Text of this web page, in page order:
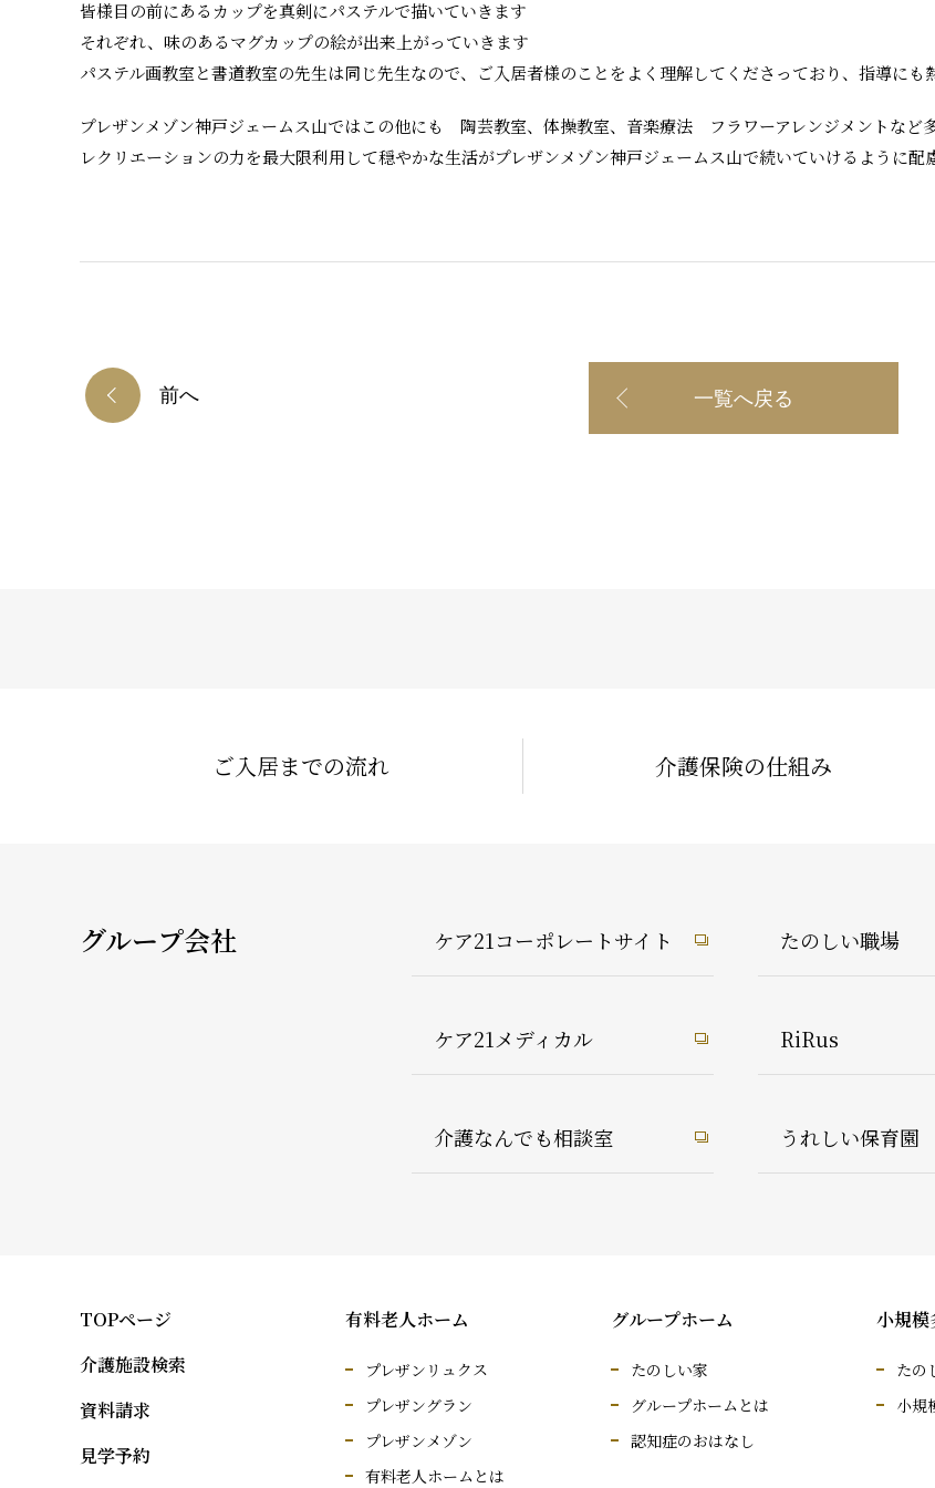
皆様目の前にあるカップを真剣にパステルで描いていきます
それぞれ、味のあるマグカップの絵が出来上がっていきます
パステル画教室と書道教室の先生は同じ先生なので、ご入居者様のことをよく理解してくださっており、指導にも
プレザンメゾン神戸ジェームス山ではこの他にも 陶芸教室、体操教室、音楽療法 フラワーアレンジメントなど
レクリエーションの力を最大限利用して穏やかな生活がプレザンメゾン神戸ジェームス山で続いていけるように配
前へ 一覧へ戻る
ご入居までの流れ 介護保険の仕組み
グループ会社 ケア21コーポレートサイト たのしい職場
ケア21メディカル RiRus
介護なんでも相談室 うれしい保育園
TOPページ
介護施設検索
資料請求
見学予約
有料老人ホーム
プレザンリュクス
プレザングラン
プレザンメゾン
有料老人ホームとは
グループホーム
たのしい家
グループホームとは
認知症のおはなし
小規模
たの
小規